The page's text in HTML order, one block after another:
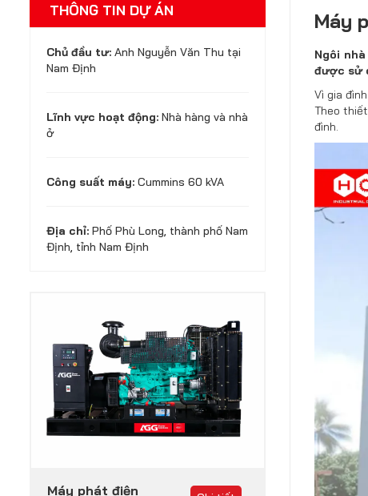
THÔNG TIN DỰ ÁN
Chủ đầu tư: Anh Nguyễn Văn Thu tại
Nam Định
Lĩnh vực hoạt động: Nhà hàng và nhà
ở
Công suất máy: Cummins 60 kVA
Địa chỉ: Phố Phù Long, thành phố Nam
Định, tỉnh Nam Định
Máy phát điện
Máy
Ngôi
được sử
Vì gia
Theo
đình.